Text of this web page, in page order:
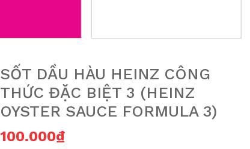
SỐT DẦU HÀU HEINZ CÔNG
THỨC ĐẶC BIỆT 3 (HEINZ
OYSTER SAUCE FORMULA 3)
100.000₫